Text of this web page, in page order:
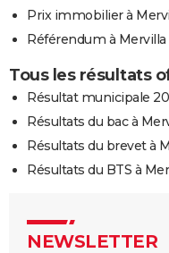
Prix immobilier à
Référendum à Mervilla
Tous les résultats
Résultat municipale
Résultats du bac à
Résultats du brevet à
Résultats du BTS à
NEWSLETTER